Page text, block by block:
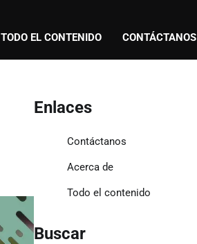
TODO EL CONTENIDO CONTÁCTANOS
Enlaces
Contáctanos
Acerca de
Todo el contenido
Buscar